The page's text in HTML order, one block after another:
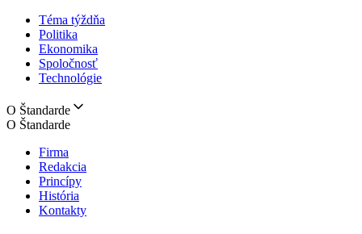
Téma týždňa
Politika
Ekonomika
Spoločnosť
Technológie
O Štandarde
O Štandarde
Firma
Redakcia
Princípy
História
Kontakty